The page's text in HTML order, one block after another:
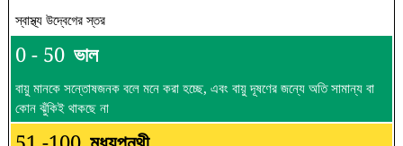
স্বাস্থ্য উদ্বেগের স্তর
0 - 50 ভাল
বায়ু মানকে সন্তোষজনক বলে মনে করা হচ্ছে, এবং বায়ু দূষণের জন্যে অতি সামান্য বা
কোন ঝুঁকিই থাকছে না